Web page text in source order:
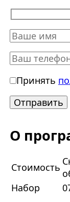
Принять
О
Стоимость
Набор